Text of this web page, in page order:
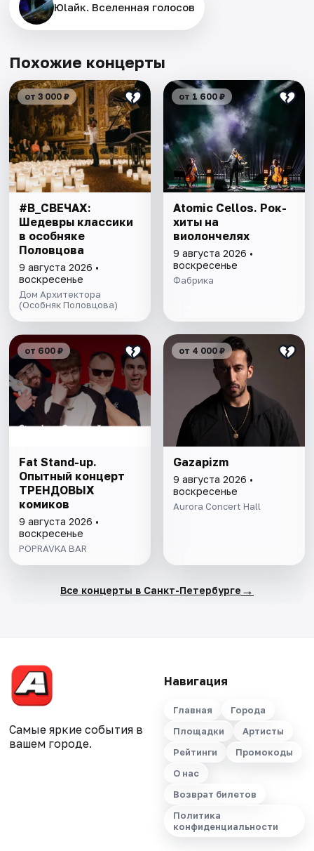
Юlaйк. Вселенная голосов
Похожие концерты
от 3 000 ₽
#В_СВЕЧАХ:
Шедевры классики
в особняке
Половцова
9 августа 2026 •
воскресенье
Дом Архитектора
(Особняк Половцова)
от 1 600 ₽
Atomic Cellos. Рок-
хиты на
виолончелях
9 августа 2026 •
воскресенье
Фабрика
от 600 ₽
Fat Stand-up.
Опытный концерт
ТРЕНДОВЫХ
комиков
9 августа 2026 •
воскресенье
POPRAVKA BAR
от 4 000 ₽
Gazapizm
9 августа 2026 •
воскресенье
Aurora Concert Hall
Все концерты в Санкт-Петербурге →
Самые яркие события в
вашем городе.
Навигация
Главная
Города
Площадки
Артисты
Рейтинги
Промокоды
О нас
Возврат билетов
Политика
конфиденциальности